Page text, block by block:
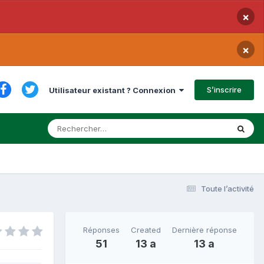
×
×
Utilisateur existant ? Connexion S’inscrire
Toute l’activité
Réponses
51
Created
13 a
Dernière réponse
13 a